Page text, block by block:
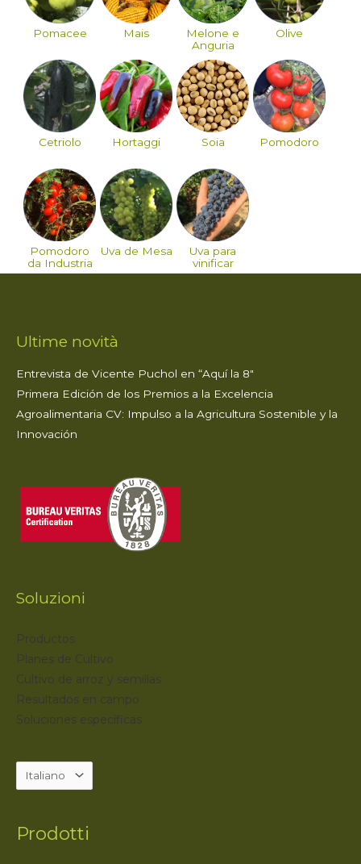
Pomacee Mais
Melone e
Anguria
Olive
Cetriolo Hortaggi Soia Pomodoro
Pomodoro
da Industria
Uva de Mesa
Uva para
vinificar
Ultime novità
Entrevista de Vicente Puchol en “Aquí la 8″
Primera Edición de los Premios a la Excelencia
Agroalimentaria CV: Impulso a la Agricultura Sostenible y la
Innovación
Soluzioni
Productos
Planes de Cultivo
Cultivo de arroz y semillas
Resultados en campo
Soluciones específicas
Prodotti